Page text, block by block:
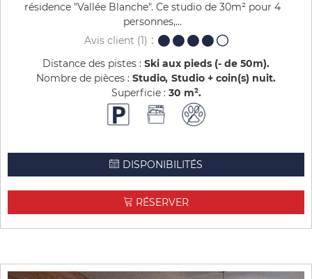
résidence "Vallée Blanche". Ce studio de 30m² pour 4
personnes,...
Avis client (1)
Distance des pistes : Ski aux pieds (- de 50m)
Nombre de pièces : Studio Studio + coin(s) nuit
Superficie : 30 m²
DISPONIBILITÉS
RÉSERVER